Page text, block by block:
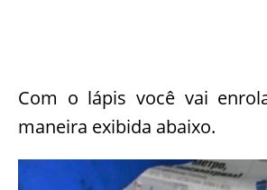
Com o lápis você vai
maneira exibida abaixo.